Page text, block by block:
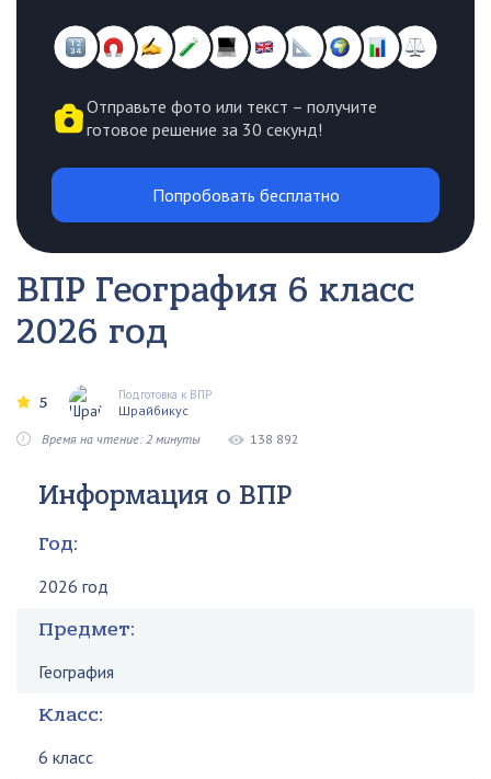
Отправьте фото или текст – получите
готовое решение за 30 секунд!
Попробовать бесплатно
ВПР География 6 класс
2026 год
5 Подготовка к ВПР
Шрайбикус
Время на чтение: 2 минуты
138 892
Информация о ВПР
Год:
2026 год
Предмет:
География
Класс:
6 класс